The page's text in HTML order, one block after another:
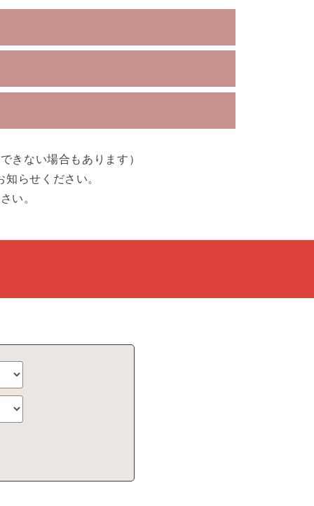
きない場合もあります）
らせください。
い。